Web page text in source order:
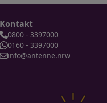
Kontakt
0800 - 3397000
0160 - 3397000
info@antenne.nrw